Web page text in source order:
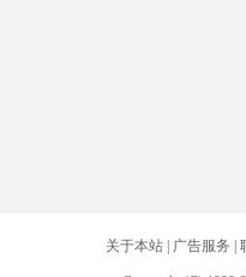
关于本站| 广告服务